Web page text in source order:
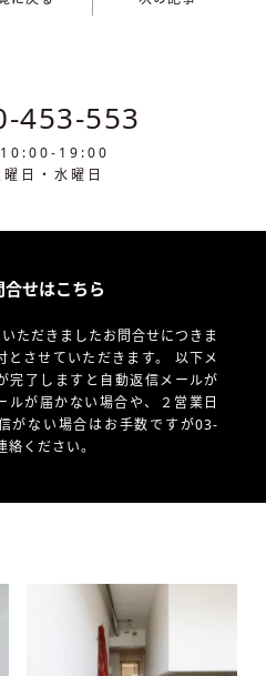
453-553
10:00-19:00
日・水曜日
合せはこちら
ただきましたお問合せにつきま
とさせていただきます。 以下メ
完了しますと自動返信メールが
が届かない場合や、
２営業日
がない場合はお手数ですが03-
ください。